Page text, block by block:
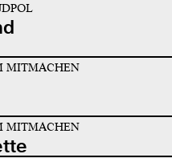
MITMACHEN
MITMACHEN